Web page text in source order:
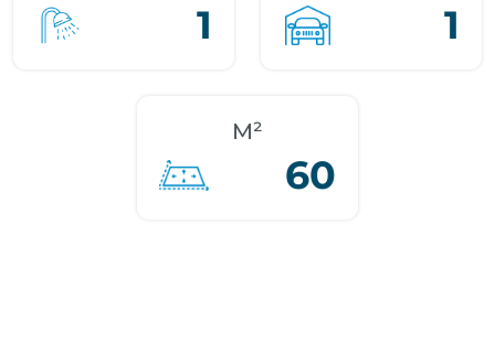
1 1
M²
60